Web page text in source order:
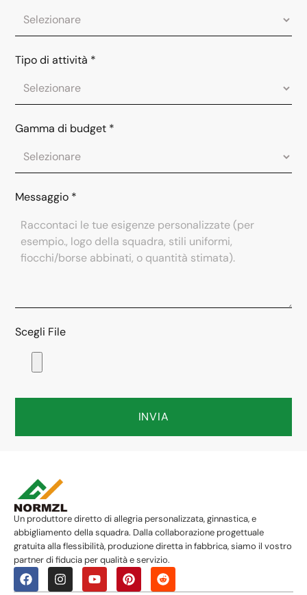
Tipo di attività *
Gamma di budget *
Messaggio *
Scegli File
INVIA
Un produttore diretto di allegria personalizzata, ginnastica, e
abbigliamento della squadra. Dalla collaborazione progettuale
gratuita alla flessibilità, produzione diretta in fabbrica, siamo il vostro
partner di fiducia per qualità e servizio.